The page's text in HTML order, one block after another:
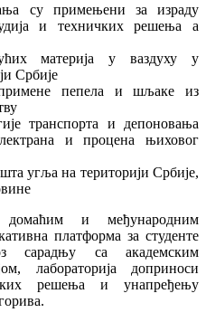
су примењени за израду
и техничких решења а
материја у ваздуху у
Србије
пепела и шљаке из
транспорта и депоновања
и процена њиховог
угља на територији Србије,
домаћим и међународним
платформа за студенте
сарадњу са академским
лабораторија доприноси
решења и унапређењу